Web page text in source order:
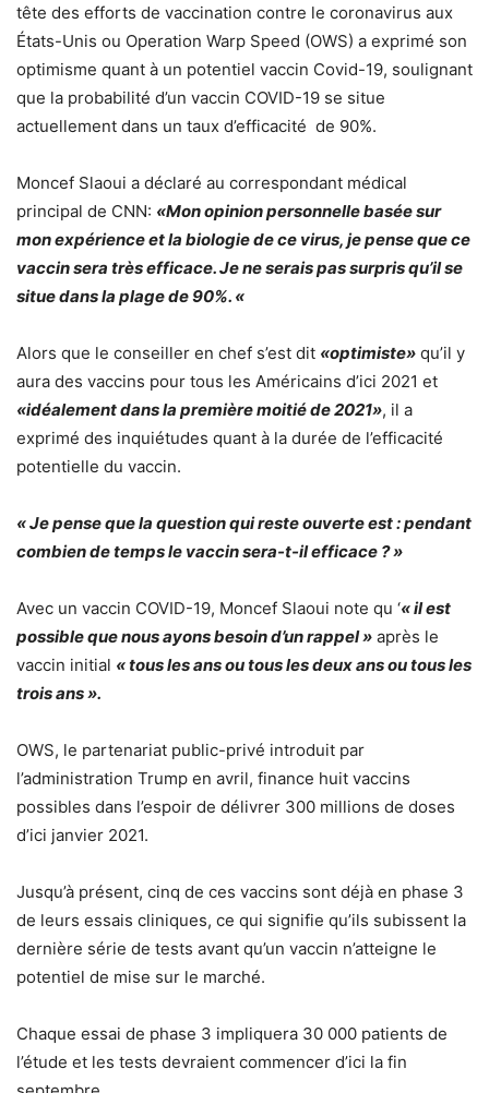
tête des efforts de vaccination contre le coronavirus aux
États-Unis ou Operation Warp Speed ​​(OWS) a exprimé son
optimisme quant à un potentiel vaccin Covid-19, soulignant
que la probabilité d’un vaccin COVID-19 se situe
actuellement dans un taux d’efficacité de 90%.
Moncef Slaoui a déclaré au correspondant médical
principal de CNN: «Mon opinion personnelle basée sur
mon expérience et la biologie de ce virus, je pense que ce
vaccin sera très efficace. Je ne serais pas surpris qu’il se
situe dans la plage de 90%. «
Alors que le conseiller en chef s’est dit «optimiste» qu’il y
aura des vaccins pour tous les Américains d’ici 2021 et
«idéalement dans la première moitié de 2021», il a
exprimé des inquiétudes quant à la durée de l’efficacité
potentielle du vaccin.
« Je pense que la question qui reste ouverte est : pendant
combien de temps le vaccin sera-t-il efficace ? »
Avec un vaccin COVID-19, Moncef Slaoui note qu ‘« il est
possible que nous ayons besoin d’un rappel » après le
vaccin initial « tous les ans ou tous les deux ans ou tous les
trois ans ».
OWS, le partenariat public-privé introduit par
l’administration Trump en avril, finance huit vaccins
possibles dans l’espoir de délivrer 300 millions de doses
d’ici janvier 2021.
Jusqu’à présent, cinq de ces vaccins sont déjà en phase 3
de leurs essais cliniques, ce qui signifie qu’ils subissent la
dernière série de tests avant qu’un vaccin n’atteigne le
potentiel de mise sur le marché.
Chaque essai de phase 3 impliquera 30 000 patients de
l’étude et les tests devraient commencer d’ici la fin